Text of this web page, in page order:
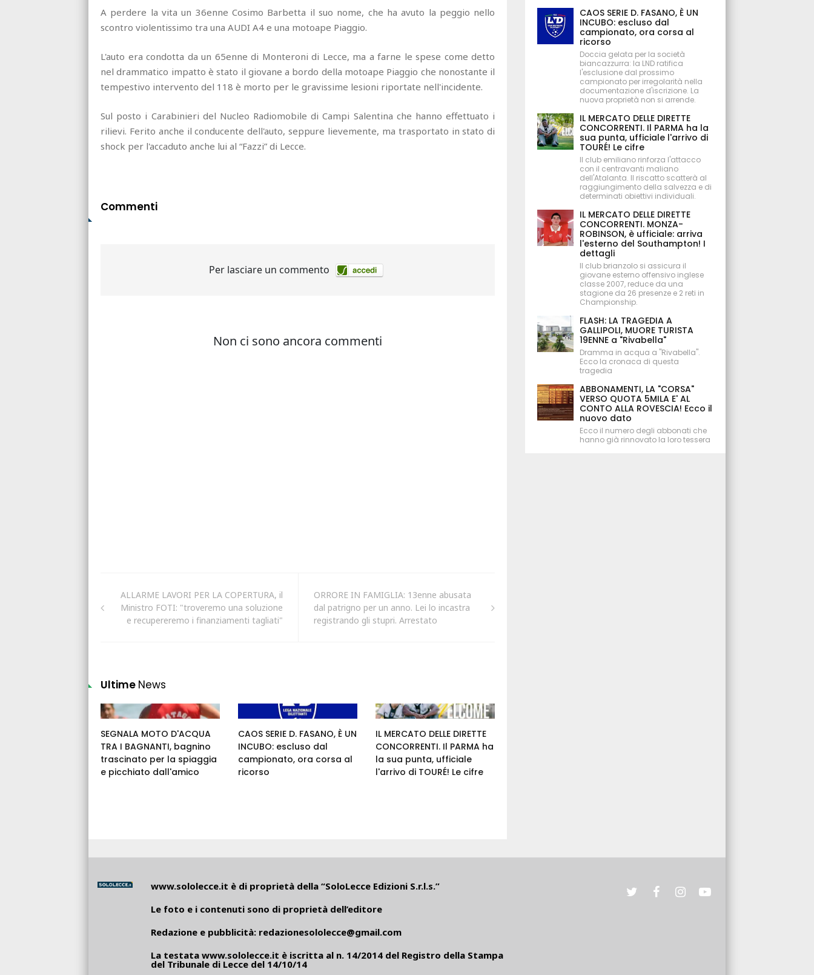
A perdere la vita un 36enne Cosimo Barbetta il suo nome, che ha avuto la peggio nello
scontro violentissimo tra una AUDI A4 e una motoape Piaggio.
L'auto era condotta da un 65enne di Monteroni di Lecce, ma a farne le spese come detto
nel drammatico impatto è stato il giovane a bordo della motoape Piaggio che nonostante il
tempestivo intervento del 118 è morto per le gravissime lesioni riportate nell'incidente.
Sul posto i Carabinieri del Nucleo Radiomobile di Campi Salentina che hanno effettuato i
rilievi. Ferito anche il conducente dell'auto, seppure lievemente, ma trasportato in stato di
shock per l'accaduto anche lui al “Fazzi” di Lecce.
Commenti
ALLARME LAVORI PER LA COPERTURA, il
Ministro FOTI: "troveremo una soluzione
e recupereremo i finanziamenti tagliati"
ORRORE IN FAMIGLIA: 13enne abusata
dal patrigno per un anno. Lei lo incastra
registrando gli stupri. Arrestato
Ultime News
SEGNALA MOTO D'ACQUA
TRA I BAGNANTI, bagnino
trascinato per la spiaggia
e picchiato dall'amico
CAOS SERIE D. FASANO, È UN
INCUBO: escluso dal
campionato, ora corsa al
ricorso
IL MERCATO DELLE DIRETTE
CONCORRENTI. Il PARMA ha
la sua punta, ufficiale
l'arrivo di TOURÉ! Le cifre
CAOS SERIE D. FASANO, È UN
INCUBO: escluso dal
campionato, ora corsa al
ricorso
Doccia gelata per la società
biancazzurra: la LND ratifica
l'esclusione dal prossimo
campionato per irregolarità nella
documentazione d'iscrizione. La
nuova proprietà non si arrende.
IL MERCATO DELLE DIRETTE
CONCORRENTI. Il PARMA ha la
sua punta, ufficiale l'arrivo di
TOURÉ! Le cifre
Il club emiliano rinforza l'attacco
con il centravanti maliano
dell'Atalanta. Il riscatto scatterà al
raggiungimento della salvezza e di
determinati obiettivi individuali.
IL MERCATO DELLE DIRETTE
CONCORRENTI. MONZA-
ROBINSON, è ufficiale: arriva
l'esterno del Southampton! I
dettagli
Il club brianzolo si assicura il
giovane esterno offensivo inglese
classe 2007, reduce da una
stagione da 26 presenze e 2 reti in
Championship.
FLASH: LA TRAGEDIA A
GALLIPOLI, MUORE TURISTA
19ENNE a "Rivabella"
Dramma in acqua a "Rivabella".
Ecco la cronaca di questa
tragedia
ABBONAMENTI, LA "CORSA"
VERSO QUOTA 5MILA E' AL
CONTO ALLA ROVESCIA! Ecco il
nuovo dato
Ecco il numero degli abbonati che
hanno già rinnovato la loro tessera
www.sololecce.it è di proprietà della “SoloLecce Edizioni S.r.l.s.”
Le foto e i contenuti sono di proprietà dell’editore
Redazione e pubblicità: redazionesololecce@gmail.com
La testata www.sololecce.it è iscritta al n. 14/2014 del Registro della Stampa
del Tribunale di Lecce del 14/10/14